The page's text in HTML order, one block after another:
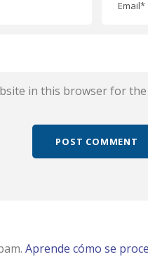
in this browser for
Aprende cómo se